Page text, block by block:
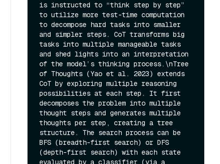
is instructed to “think step by step”
to utilize more test-time computation
to decompose hard tasks into smaller
and simpler steps. CoT transforms big
tasks into multiple manageable tasks
and shed lights into an interpretation
of the model’s thinking process.\nTree
of Thoughts (Yao et al. 2023) extends
CoT by exploring multiple reasoning
possibilities at each step. It first
decomposes the problem into multiple
thought steps and generates multiple
thoughts per step, creating a tree
structure. The search process can be
BFS (breadth-first search) or DFS
(depth-first search) with each state
evaluated by a classifier (via a